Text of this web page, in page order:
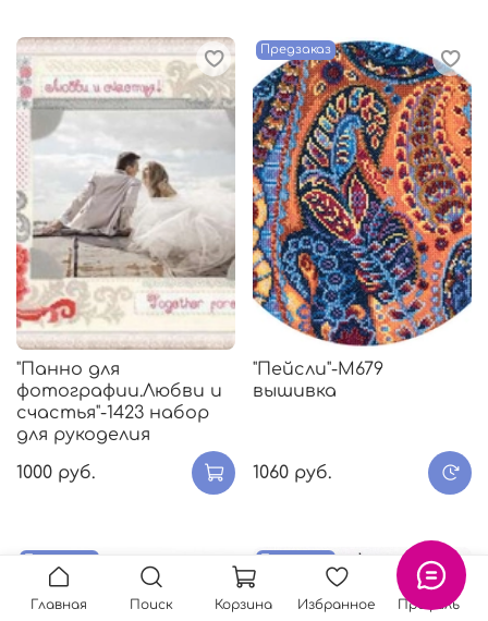
"Панно для
фотографии.Любви и
счастья"-1423 набор
для рукоделия
1000 руб.
Предзаказ
"Пейсли"-M679
вышивка
1060 руб.
Главная Поиск Корзина Избранное Профиль